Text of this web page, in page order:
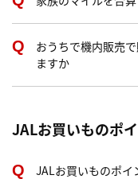
おうちで機内販売
ますか
JALお買いものポ
JALお買いものポイ